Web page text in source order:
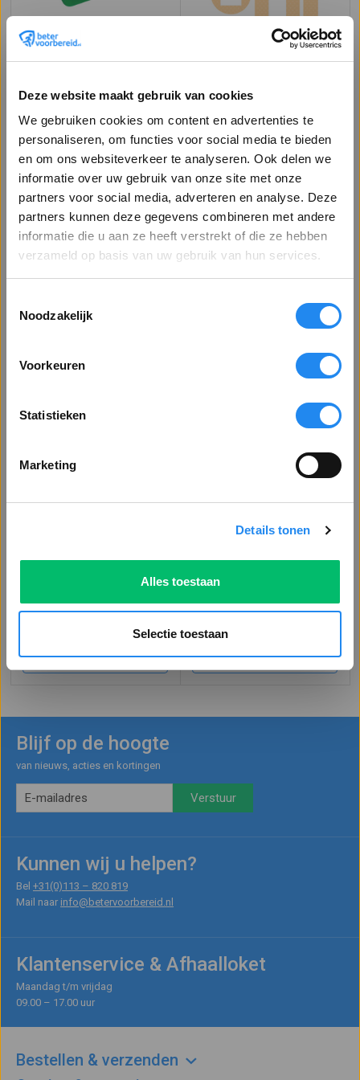
Deze website maakt gebruik van cookies
We gebruiken cookies om content en advertenties te
personaliseren, om functies voor social media te bieden
en om ons websiteverkeer te analyseren. Ook delen we
informatie over uw gebruik van onze site met onze
partners voor social media, adverteren en analyse. Deze
partners kunnen deze gegevens combineren met andere
informatie die u aan ze heeft verstrekt of die ze hebben
verzameld op basis van uw gebruik van hun services.
Noodzakelijk
Voorkeuren
Statistieken
Marketing
Details tonen
Alles toestaan
Selectie toestaan
In de shop van Betervoorbereid.nl zijn alle bekende merken
pleisters verkrijgbaar. Door de
of speciale
verkopen pleisters van de merken Akla, Plum, Salvequick,
Pleisterbox
Pleisterdoosje
Bekijk producten
Wondpleister
Huidpleisters
Bekijk producten
Blauwe Pleisters Eilandpleister
Vingerpleisters
Haccp vingerpleisters
Bekijk producten
Hechtstrips
Bekijk producten
Blijf op de hoogte
van nieuws, acties en kortingen
Kunnen wij u helpen?
Bel +31(0)113 – 820 819
Mail naar info@betervoorbereid.nl
Klantenservice & Afhaalloket
Maandag t/m vrijdag
09.00 – 17.00 uur
Bestellen & verzenden
Welkom op Betervoorbereid.nl!
Bent u een zakelijke of particuliere klant?